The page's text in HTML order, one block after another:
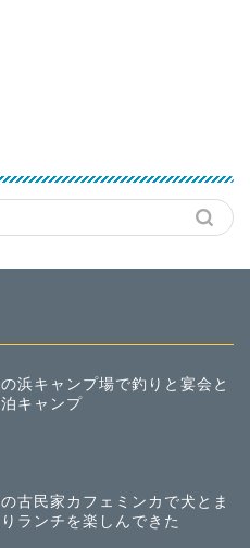
浜キャンプ場で釣りと宴会と
キャンプ
古民家カフェミンカで犬とま
ランチを楽しんできた